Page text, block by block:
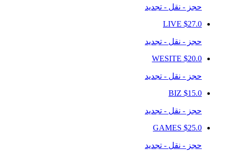
حجز - نقل - تجديد
LIVE $27.0
حجز - نقل - تجديد
WESITE $20.0
حجز - نقل - تجديد
BIZ $15.0
حجز - نقل - تجديد
GAMES $25.0
حجز - نقل - تجديد